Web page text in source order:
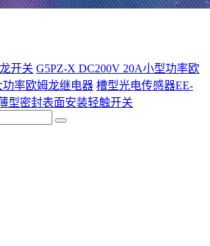
开关 G5PZ-X DC200V 20A小型功率欧
功率欧姆龙继电器 槽型光电传感器EE-
型密封表面安装轻触开关